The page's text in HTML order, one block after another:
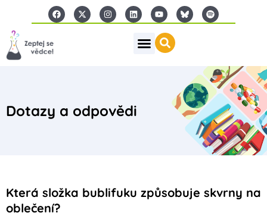
Dotazy a odpovědi
Která složka bublifuku způsobuje skvrny na
oblečení?